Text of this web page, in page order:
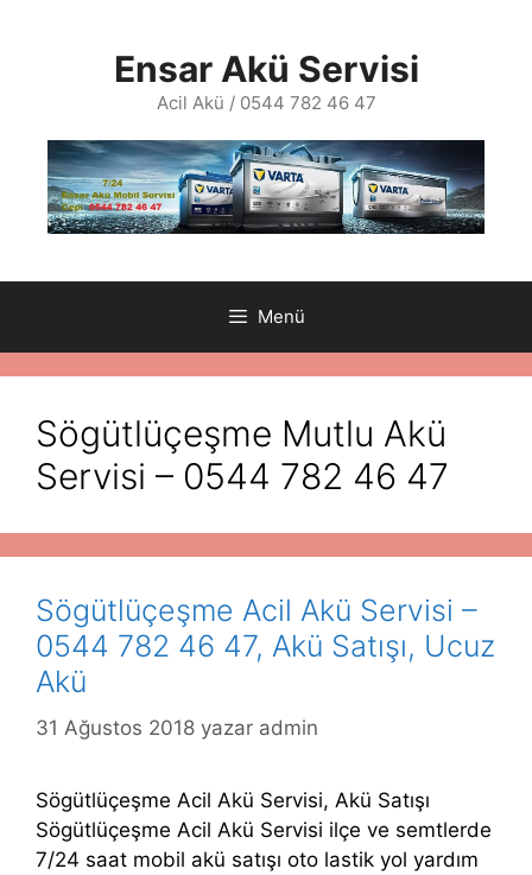
Ensar Akü Servisi
Acil Akü / 0544 782 46 47
Menü
Sögütlüçeşme Mutlu Akü
Servisi – 0544 782 46 47
Sögütlüçeşme Acil Akü Servisi –
0544 782 46 47, Akü Satışı, Ucuz
Akü
31 Ağustos 2018 yazar admin
Sögütlüçeşme Acil Akü Servisi, Akü Satışı
Sögütlüçeşme Acil Akü Servisi ilçe ve semtlerde
7/24 saat mobil akü satışı oto lastik yol yardım